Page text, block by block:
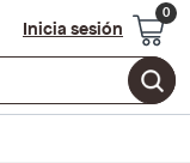
Inicia sesión